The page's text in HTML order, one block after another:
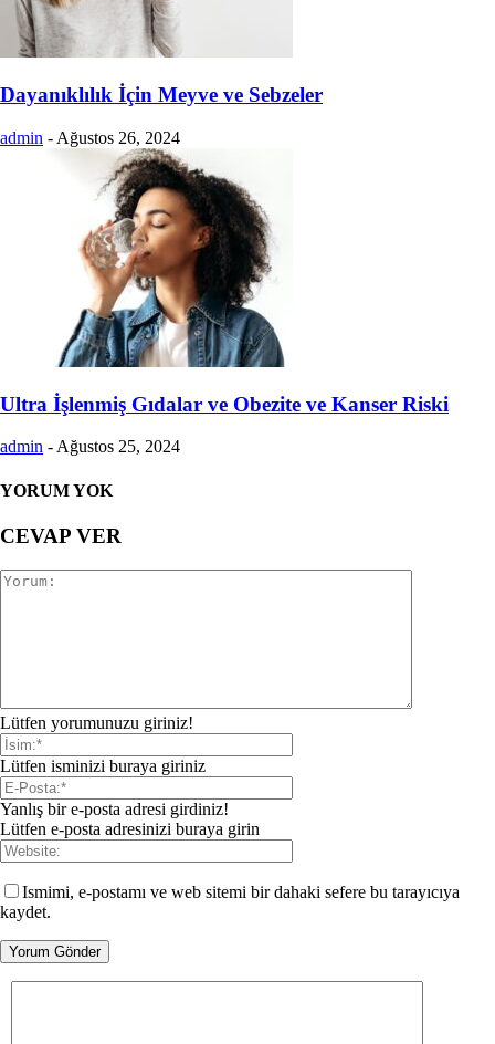
Dayanıklılık İçin Meyve ve Sebzeler
admin - Ağustos 26, 2024
Ultra İşlenmiş Gıdalar ve Obezite ve Kanser Riski
admin - Ağustos 25, 2024
YORUM YOK
CEVAP VER
Lütfen yorumunuzu giriniz!
Lütfen isminizi buraya giriniz
Yanlış bir e-posta adresi girdiniz!
Lütfen e-posta adresinizi buraya girin
Ismimi, e-postamı ve web sitemi bir dahaki sefere bu tarayıcıya
kaydet.